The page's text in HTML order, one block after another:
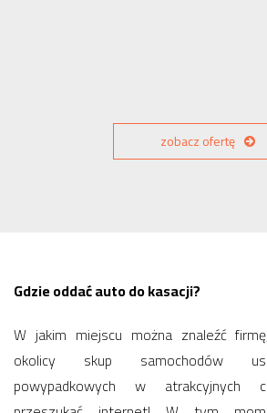
zobacz ofertę
Gdzie oddać auto do kasacji?
W jakim miejscu można znaleźć
okolicy skup samochodów
powypadkowych w atrakcyjnych